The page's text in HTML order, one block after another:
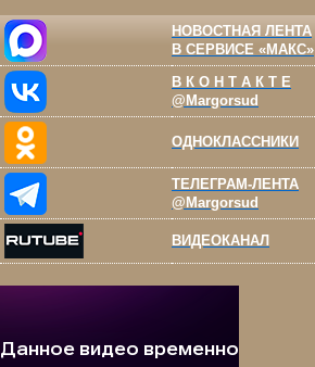
НОВОСТНАЯ ЛЕНТА
В СЕРВИСЕ «МАКС»
В К О Н Т А К Т Е
@Margorsud
ОДНОКЛАССНИКИ
ТЕЛЕГРАМ-ЛЕНТА
@Margorsud
ВИДЕОКАНАЛ